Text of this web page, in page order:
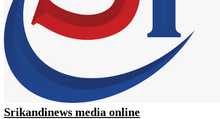
Srikandinews media online